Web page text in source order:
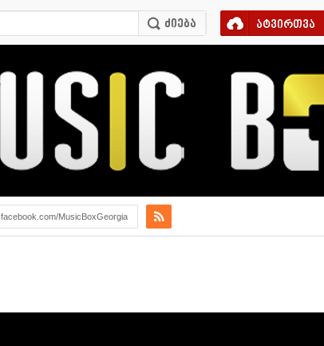
ატვირთვა
facebook.com/MusicBoxGeorgia